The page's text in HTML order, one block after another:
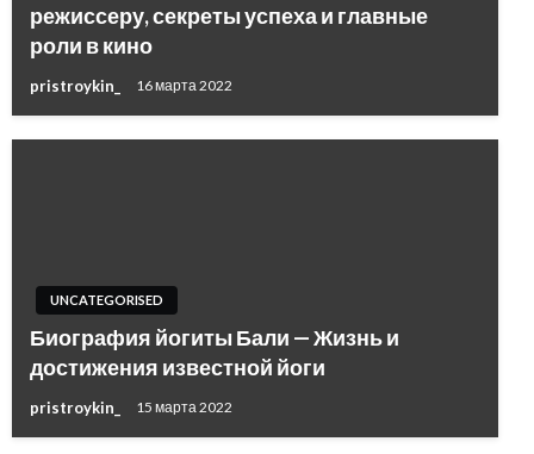
режиссеру, секреты успеха и главные
роли в кино
pristroykin_ 16 марта 2022
UNCATEGORISED
Биография йогиты Бали — Жизнь и
достижения известной йоги
pristroykin_ 15 марта 2022